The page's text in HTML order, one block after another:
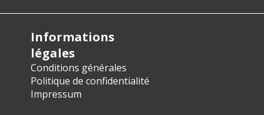
Informations
légales
Conditions générales
Politique de confidentialité
Impressum